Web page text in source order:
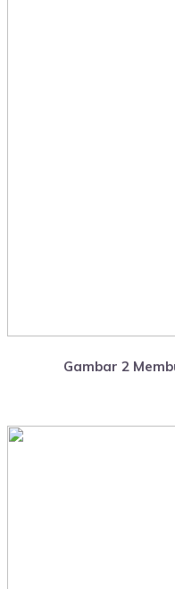
Gambar 2